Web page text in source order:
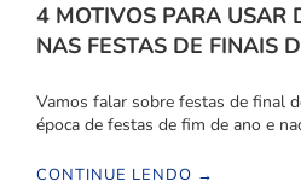
4 MOTIVOS PARA USAR
NAS FESTAS DE FINAIS
Vamos falar sobre festas de final
época de festas de fim de ano e
CONTINUE LENDO →